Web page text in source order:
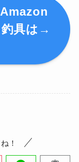
具は→
！